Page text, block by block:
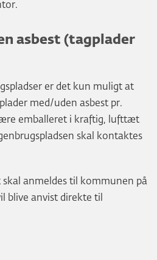
asbest (tagplader
er det kun muligt at
med/uden asbest pr.
emballeret i kraftig, lufttæt
skal kontaktes
anmeldes til kommunen på
blive anvist direkte til